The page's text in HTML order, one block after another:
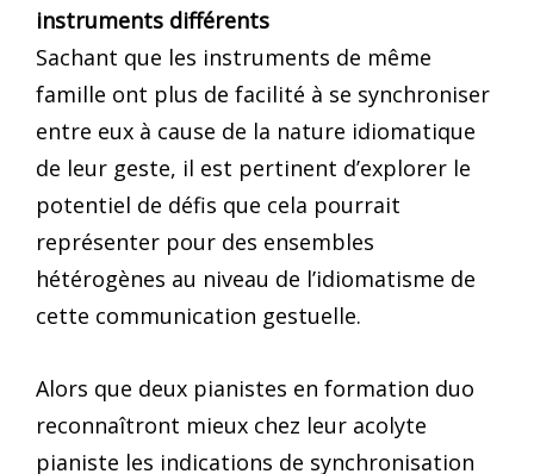
instruments différents
Sachant que les instruments de même
famille ont plus de facilité à se synchroniser
entre eux à cause de la nature idiomatique
de leur geste, il est pertinent d’explorer le
potentiel de défis que cela pourrait
représenter pour des ensembles
hétérogènes au niveau de l’idiomatisme de
cette communication gestuelle.
Alors que deux pianistes en formation duo
reconnaîtront mieux chez leur acolyte
pianiste les indications de synchronisation